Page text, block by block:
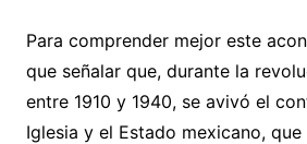
Para comprender mejor este
que señalar que, durante la
entre 1910 y 1940, se avivó el
Iglesia y el Estado mexicano,